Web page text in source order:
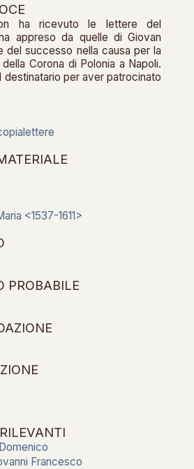
ha ricevuto le lettere del
appreso da quelle di Giovan
del successo nella causa per la
Corona di Polonia a Napoli.
destinatario per aver patrocinato
<1537-1611>
PROBABILE
Francesco